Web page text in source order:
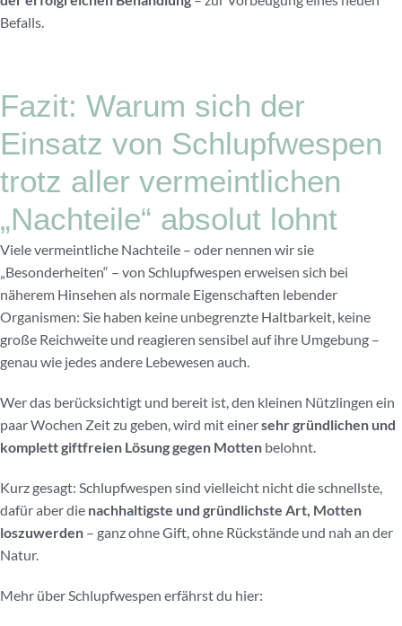
Befalls.
Fazit: Warum sich der
Einsatz von Schlupfwespen
trotz aller vermeintlichen
„Nachteile“ absolut lohnt
Viele vermeintliche Nachteile – oder nennen wir sie
„Besonderheiten“ – von Schlupfwespen erweisen sich bei
näherem Hinsehen als normale Eigenschaften lebender
Organismen: Sie haben keine unbegrenzte Haltbarkeit, keine
große Reichweite und reagieren sensibel auf ihre Umgebung –
genau wie jedes andere Lebewesen auch.
Wer das berücksichtigt und bereit ist, den kleinen Nützlingen ein
paar Wochen Zeit zu geben, wird mit einersehr gründlichen und
komplett giftfreien Lösung gegen Motten belohnt.
Kurz gesagt: Schlupfwespen sind vielleicht nicht die schnellste,
dafür aber die nachhaltigste und gründlichste Art, Motten
loszuwerden – ganz ohne Gift, ohne Rückstände und nah an der
Natur.
Mehr über Schlupfwespen erfährst du hier: